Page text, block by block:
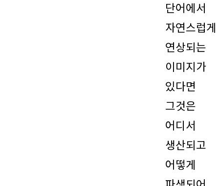
단어에서
자연스럽게
연상되는
이미지가
있다면
그것은
어디서
생산되고
어떻게